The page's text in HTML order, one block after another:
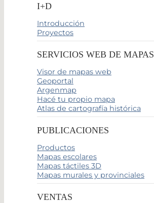
I+D
Introducción
Proyectos
SERVICIOS WEB DE MAPAS
Visor de mapas web
Geoportal
Argenmap
Hacé tu propio mapa
Atlas de cartografía histórica
PUBLICACIONES
Productos
Mapas escolares
Mapas táctiles 3D
Mapas murales y provinciales
VENTAS